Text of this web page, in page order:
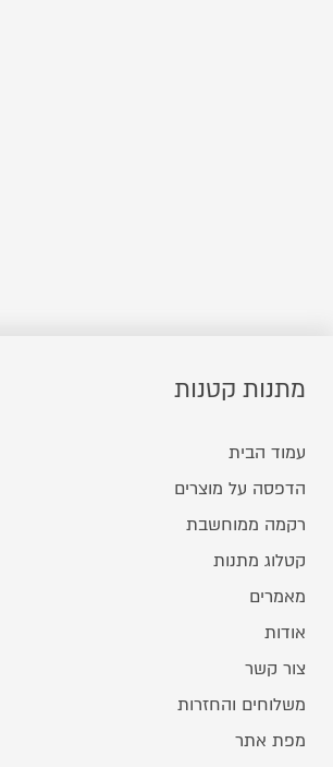
מתנות קטנות
עמוד הבית
הדפסה על מוצרים
רקמה ממוחשבת
קטלוג מתנות
מאמרים
אודות
צור קשר
משלוחים והחזרות
מפת אתר